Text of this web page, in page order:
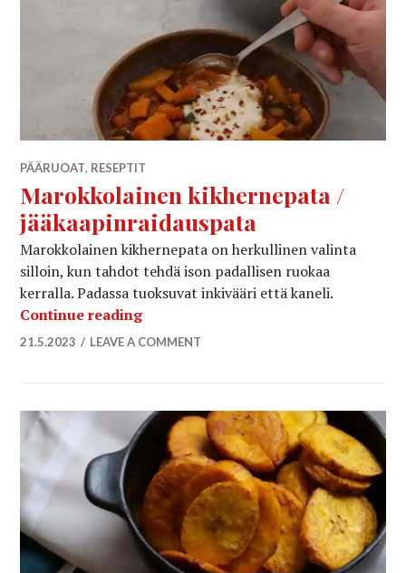
PÄÄRUOAT, RESEPTIT
Marokkolainen kikhernepata /
jääkaapinraidauspata
Marokkolainen kikhernepata on herkullinen valinta
silloin, kun tahdot tehdä ison padallisen ruokaa
kerralla. Padassa tuoksuvat inkivääri että kaneli.
Continue readingMarokkolainen kikhernepata /
21.5.2023 LEAVE A COMMENT